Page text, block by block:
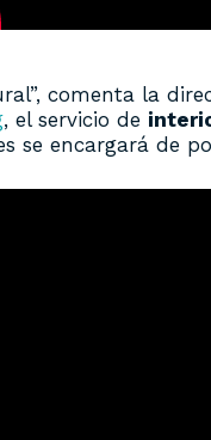
comenta la
, el servicio de
se encargará de